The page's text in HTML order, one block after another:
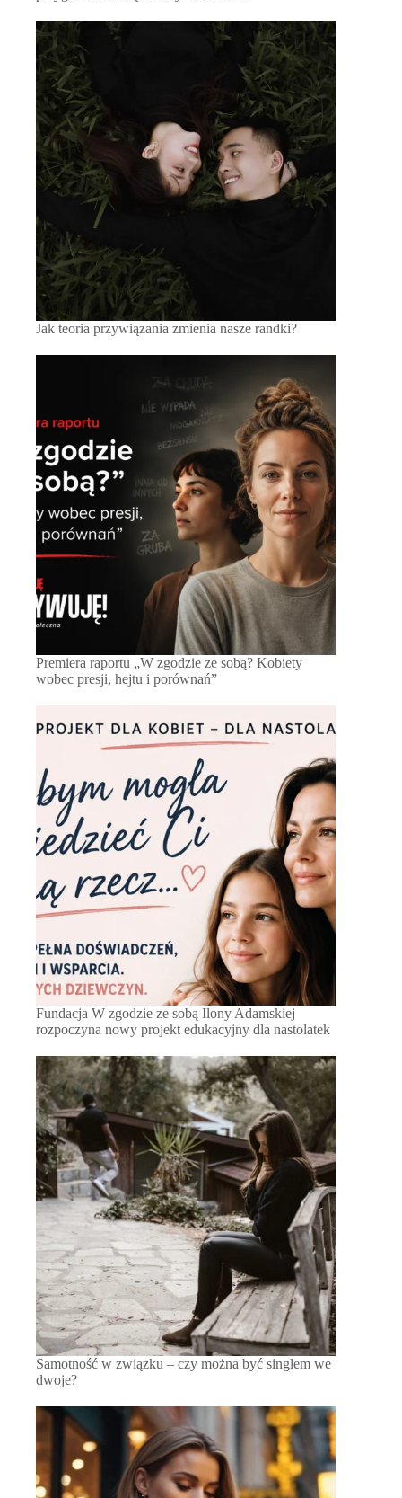
Jak teoria przywiązania zmienia nasze randki?
Premiera raportu „W zgodzie ze sobą? Kobiety
wobec presji, hejtu i porównań”
Fundacja W zgodzie ze sobą Ilony Adamskiej
rozpoczyna nowy projekt edukacyjny dla nastolatek
Samotność w związku – czy można być singlem we
dwoje?